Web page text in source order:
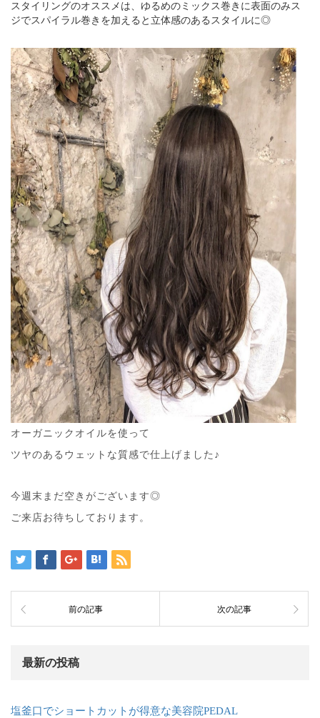
スタイリングのオススメは、ゆるめのミックス巻きに表面のみス
ジでスパイラル巻きを加えると立体感のあるスタイルに◎
オーガニックオイルを使って
ツヤのあるウェットな質感で仕上げました♪
今週末まだ空きがございます◎
ご来店お待ちしております。
前の記事 次の記事
最新の投稿
塩釜口でショートカットが得意な美容院PEDAL